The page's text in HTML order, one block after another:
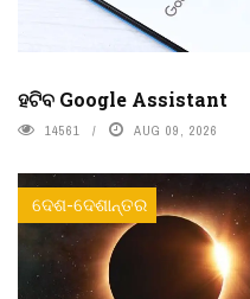
ହଟିବ Google Assistant
14561 AUG 09, 2026
ଦେଶ-ଦେଶାନ୍ତର